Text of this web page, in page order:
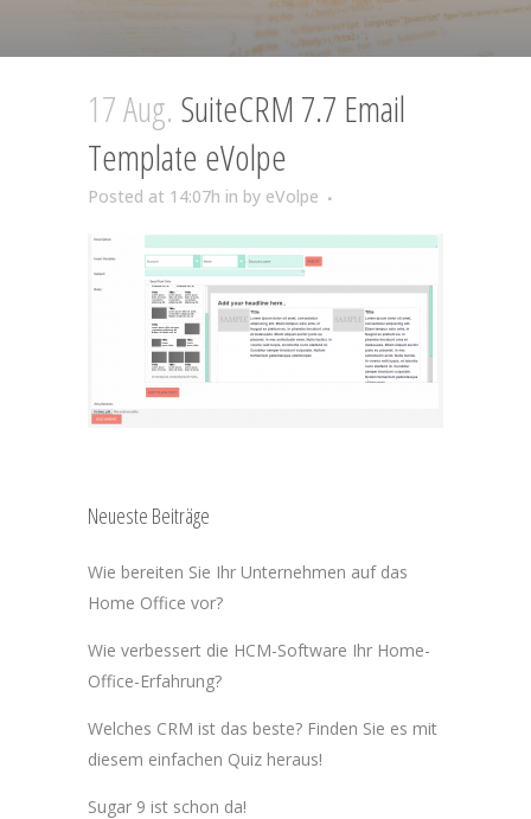
17 Aug. SuiteCRM 7.7 Email
Template eVolpe
Posted at 14:07h in by eVolpe
Neueste Beiträge
Wie bereiten Sie Ihr Unternehmen auf das
Home Office vor?
Wie verbessert die HCM-Software Ihr Home-
Office-Erfahrung?
Welches CRM ist das beste? Finden Sie es mit
diesem einfachen Quiz heraus!
Sugar 9 ist schon da!